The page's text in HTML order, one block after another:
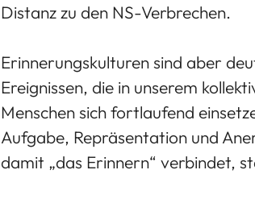
Distanz zu den NS-Verbrechen.
Erinnerungskulturen sind aber
Ereignissen, die in unserem
Menschen sich fortlaufend
Aufgabe, Repräsentation und
damit „das Erinnern“ verbindet,